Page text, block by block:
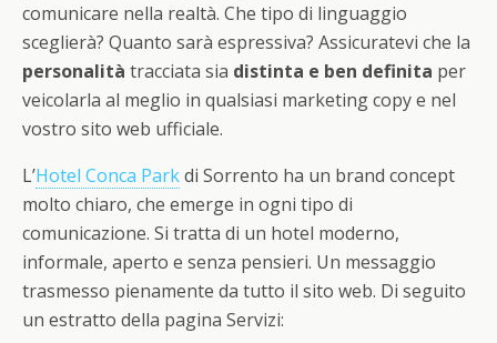
comunicare nella realtà. Che tipo di linguaggio
sceglierà? Quanto sarà espressiva? Assicuratevi che la
personalità tracciata sia distinta e ben definita per
veicolarla al meglio in qualsiasi marketing copy e nel
vostro sito web ufficiale.
L’Hotel Conca Parkdi Sorrento ha un brand concept
molto chiaro, che emerge in ogni tipo di
comunicazione. Si tratta di un hotel moderno,
informale, aperto e senza pensieri. Un messaggio
trasmesso pienamente da tutto il sito web. Di seguito
un estratto della pagina Servizi: